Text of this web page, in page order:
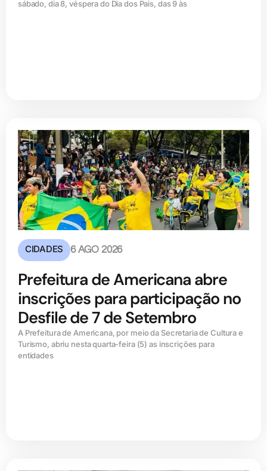
sábado, dia 8, véspera do Dia dos Pais, das 9 às
CIDADES 6 AGO 2026
Prefeitura de Americana abre
inscrições para participação no
Desfile de 7 de Setembro
A Prefeitura de Americana, por meio da Secretaria de Cultura e
Turismo, abriu nesta quarta-feira (5) as inscrições para
entidades